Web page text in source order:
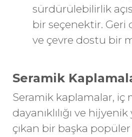
sürdürülebilirlik
bir seçenektir.
ve çevre dostu bir
Seramik
Seramik kaplamalar, iç
dayanıklılığı ve hijyenik
çıkan bir başka